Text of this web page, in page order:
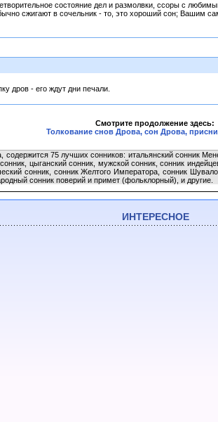
состояние дел и размолвки, ссоры с
сжигают в сочельник - то, это хороший сон; Вашим
дров - его ждут дни печали.
Смотрите продолжение здесь:
Толкование снов Дрова, сон Дрова,
75 лучших сонников: итальянский сонник
цыганский сонник, мужской сонник, сонник
сонник, сонник Желтого Императора, сонник
сонник поверий и примет (фольклорный), и другие.
ИНТЕРЕСНОЕ